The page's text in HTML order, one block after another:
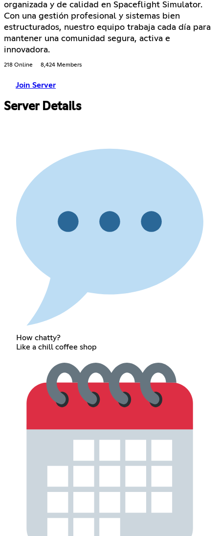
organizada y de calidad en Spaceflight Simulator.
Con una gestión profesional y sistemas bien
estructurados, nuestro equipo trabaja cada día para
mantener una comunidad segura, activa e
innovadora.
218 Online 8,424 Members
Join Server
Server Details
How chatty?
Like a chill coffee shop